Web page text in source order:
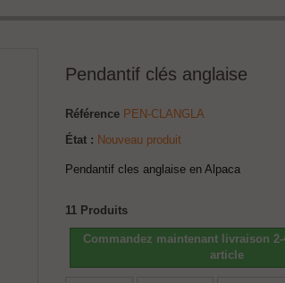
Pendantif clés anglaise
Référence PEN-CLANGLA
État : Nouveau produit
Pendantif cles anglaise en Alpaca
11 Produits
Commandez maintenant livraison
article